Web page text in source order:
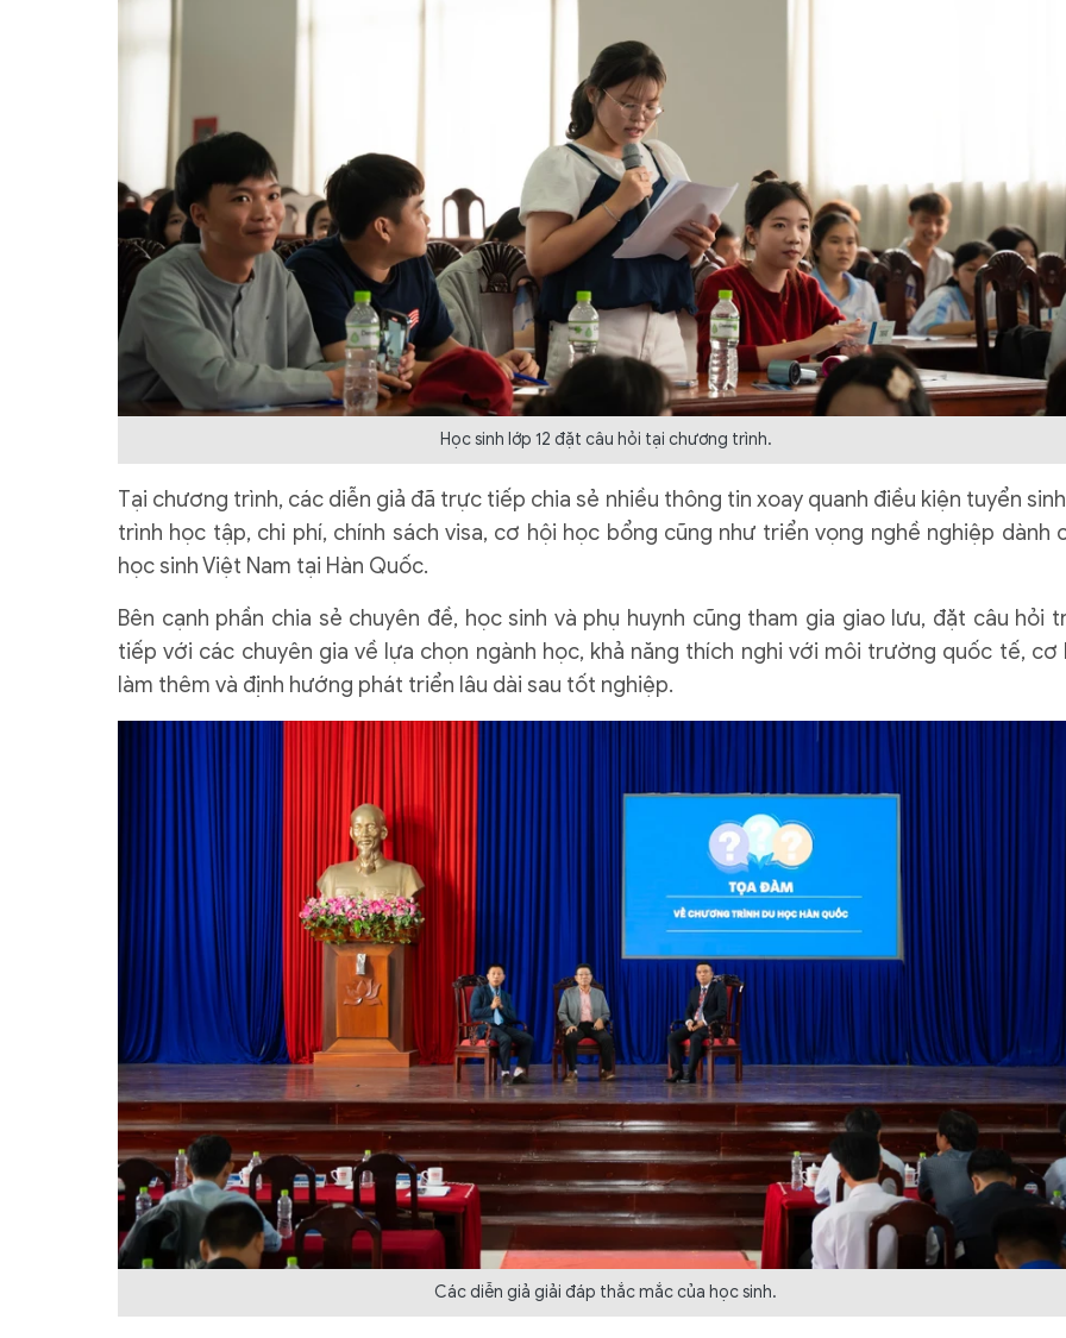
Học sinh lớp 12 đặt câu hỏi tại chương trình.
Tại chương trình, các diễn giả đã trực tiếp chia sẻ nhiều thông tin xoay quanh điều kiện tuyển
trình học tập, chi phí, chính sách visa, cơ hội học bổng cũng như triển vọng nghề nghiệp dành
học sinh Việt Nam tại Hàn Quốc.
Bên cạnh phần chia sẻ chuyên đề, học sinh và phụ huynh cũng tham gia giao lưu, đặt câu hỏi
tiếp với các chuyên gia về lựa chọn ngành học, khả năng thích nghi với môi trường quốc tế, cơ
làm thêm và định hướng phát triển lâu dài sau tốt nghiệp.
Các diễn giả giải đáp thắc mắc của học sinh.